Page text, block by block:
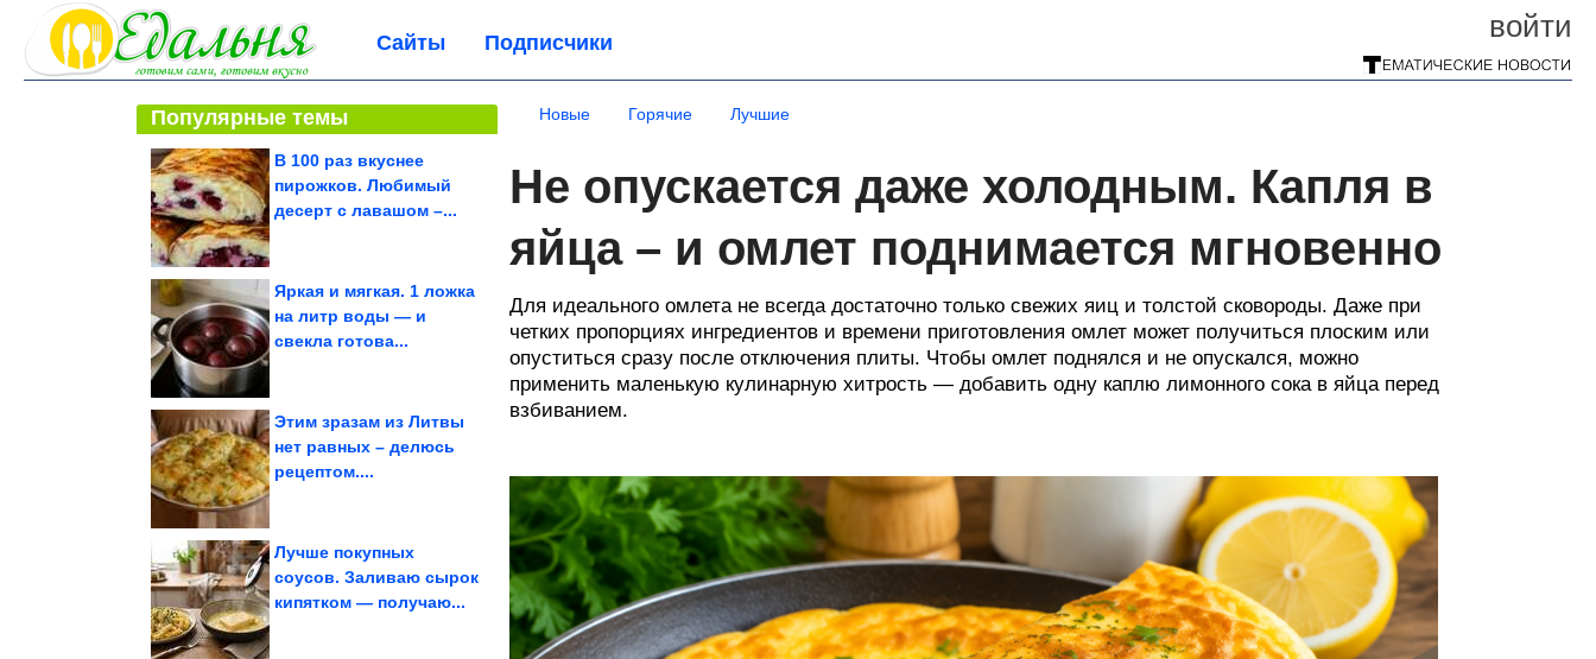
войти
Сайты Подписчики
Популярные темы
В 100 раз вкуснее
пирожков. Любимый
десерт с лавашом –...
Яркая и мягкая. 1 ложка
на литр воды — и
свекла готова...
Этим зразам из Литвы
нет равных – делюсь
рецептом....
Лучше покупных
соусов. Заливаю сырок
кипятком — получаю...
Новые Горячие Лучшие
Не опускается даже холодным. Капля в
яйца – и омлет поднимается мгновенно
Для идеального омлета не всегда достаточно только свежих яиц и толстой сковороды. Даже при
четких пропорциях ингредиентов и времени приготовления омлет может получиться плоским или
опуститься сразу после отключения плиты. Чтобы омлет поднялся и не опускался, можно
применить маленькую кулинарную хитрость — добавить одну каплю лимонного сока в яйца перед
взбиванием.